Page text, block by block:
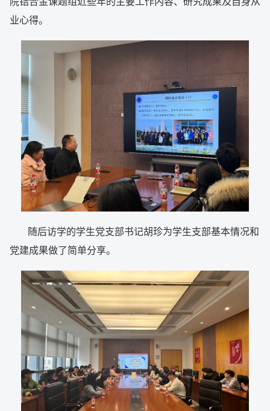
业心得。
随后访学的学生党支部书记胡珍为学生支部基本情况和
党建成果做了简单分享。